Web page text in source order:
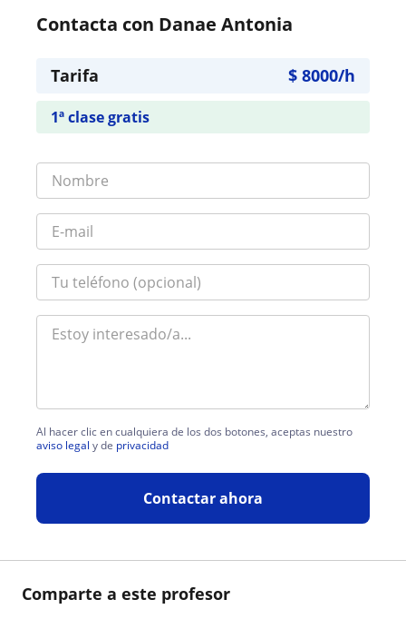
Comparte a este profesor
Contacta con Danae Antonia
Tarifa $ 8000/h
1ª clase gratis
Al hacer clic en cualquiera de los dos botones, aceptas nuestro
aviso legal y de privacidad
Contactar ahora